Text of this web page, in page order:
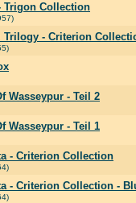
Trigon Collection
Trilogy - Criterion
Wasseypur - Teil 2
Wasseypur - Teil 1
- Criterion Collection
- Criterion Collection -